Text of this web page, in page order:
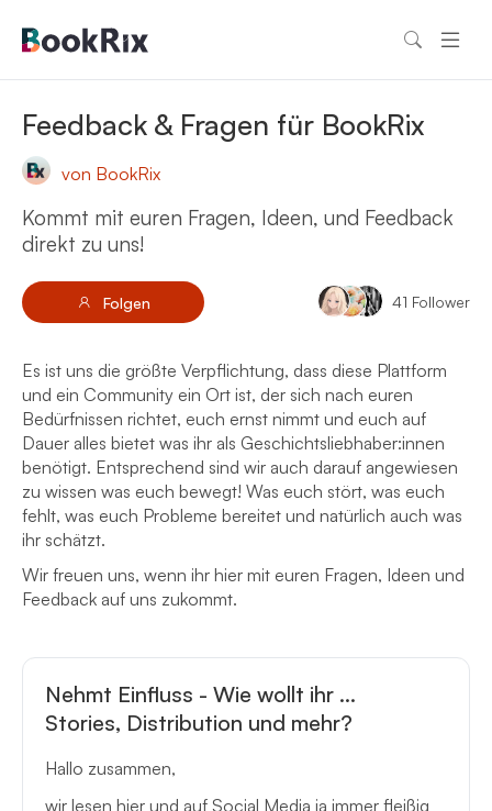
Feedback & Fragen für BookRix
von BookRix
Kommt mit euren Fragen, Ideen, und Feedback
direkt zu uns!
Folgen 41 Follower
Es ist uns die größte Verpflichtung, dass diese Plattform
und ein Community ein Ort ist, der sich nach euren
Bedürfnissen richtet, euch ernst nimmt und euch auf
Dauer alles bietet was ihr als Geschichtsliebhaber:innen
benötigt. Entsprechend sind wir auch darauf angewiesen
zu wissen was euch bewegt! Was euch stört, was euch
fehlt, was euch Probleme bereitet und natürlich auch was
ihr schätzt.
Wir freuen uns, wenn ihr hier mit euren Fragen, Ideen und
Feedback auf uns zukommt.
Nehmt Einfluss - Wie wollt ihr ...
Stories, Distribution und mehr?
Hallo zusammen,
wir lesen hier und auf Social Media ja immer fleißig